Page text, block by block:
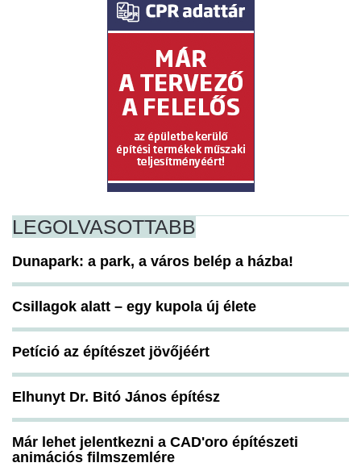
LEGOLVASOTTABB
Dunapark: a park, a város belép a házba!
Csillagok alatt – egy kupola új élete
Petíció az építészet jövőjéért
Elhunyt Dr. Bitó János építész
Már lehet jelentkezni a CAD'oro építészeti
animációs filmszemlére